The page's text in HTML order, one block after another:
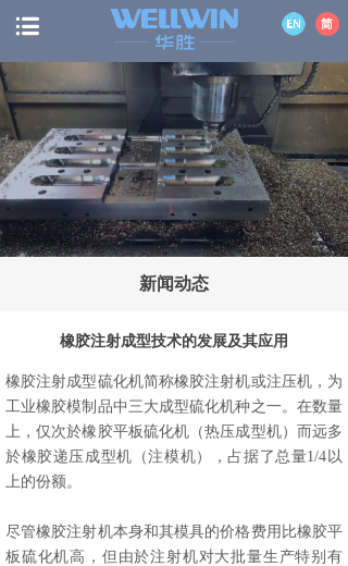
新闻动态
橡胶注射成型技术的发展及其应用
橡胶注射成型硫化机简称橡胶注射机或注压机，为
工业橡胶模制品中三大成型硫化机种之一。在数量
上，仅次於橡胶平板硫化机（热压成型机）而远多
於橡胶递压成型机（注模机），占据了总量1/4以
上的份额。
尽管橡胶注射机本身和其模具的价格费用比橡胶平
板硫化机高，但由於注射机对大批量生产特别有